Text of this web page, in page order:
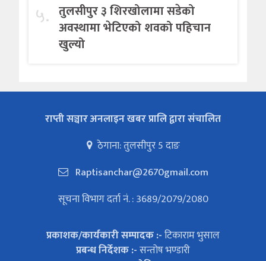
५. तुलसीपुर ३ शिरखोलामा सडेको
अवस्थामा भेटिएको शवको पहिचान
खुल्यो
राप्ती सञ्चार अनलाइन खबर प्रालि द्वारा संचालित
ठेगाना: तुलसीपुर 5 दाङ
Raptisanchar@2670gmail.com
सूचना विभाग दर्ता नं. : 3689/2079/2080
प्रकाशक/कार्यकारी सम्पादक :-टिकाराम भुसाल
प्रबन्ध निर्देशक :-सन्तोष भण्डारी